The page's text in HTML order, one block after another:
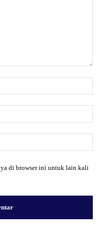
di browser ini untuk lain kali